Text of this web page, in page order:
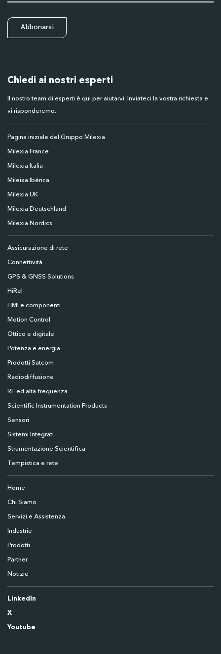
Chiedi ai nostri esperti
Il nostro team di esperti è qui per aiutarvi. Inviateci la vostra richiesta e
vi risponderemo.
Pagina iniziale del Gruppo Milexia
Milexia France
Milexia Italia
Mileixa Ibérica
Milexia UK
Milexia Deutschland
Milexia Nordics
Assicurazione di rete
Connettività
GPS & GNSS Solutions
HiRel
HMI e componenti
Motion Control
Ottico e digitale
Potenza e energia
Prodotti Satcom
Radiodiffusione
RF ed alta frequenza
Scientific Instrumentation Products
Sensori
Sistemi Integrati
Strumentazione Scientifica
Tempistica e rete
Home
Chi Siamo
Servizi e Assistenza
Industrie
Prodotti
Partner
Notizie
LinkedIn
X
Youtube